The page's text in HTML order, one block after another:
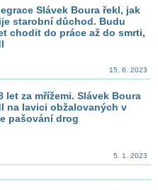
Slávek Boura řekl, jak
starobní důchod. Budu
chodit do práce až do smrti,
15. 6. 2023
let za mřížemi. Slávek Boura
na lavici obžalovaných v
pašování drog
5. 1. 2023